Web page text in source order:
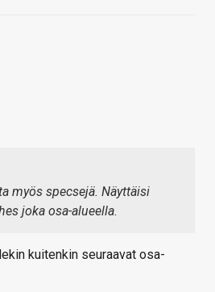
myös specsejä. Näyttäisi
joka osa-alueella.
kuitenkin seuraavat osa-